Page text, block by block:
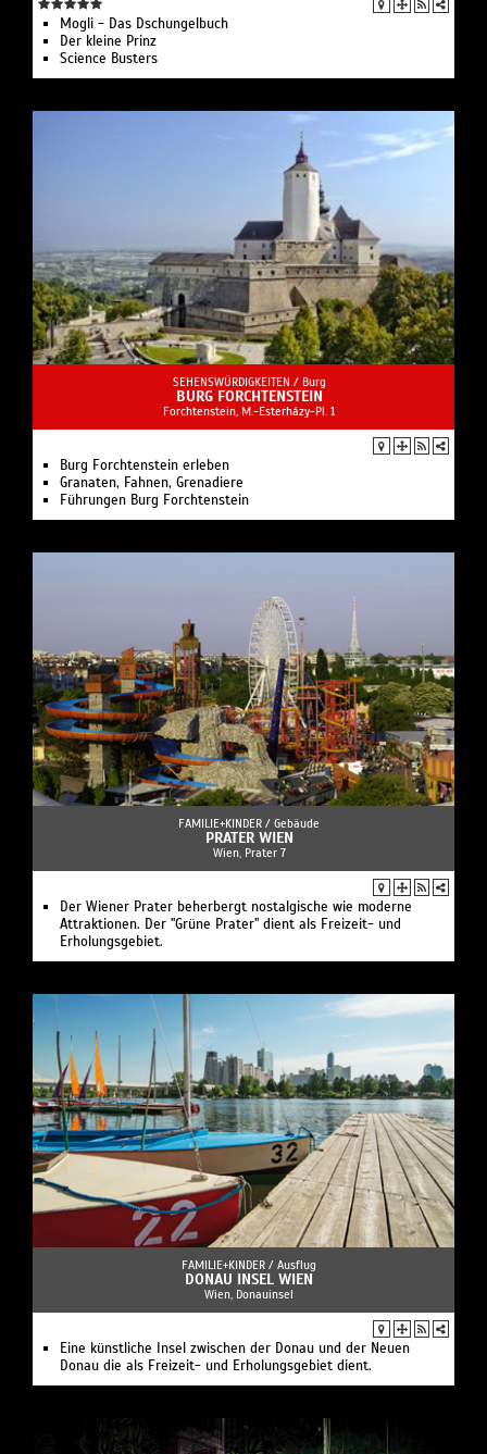
Mogli - Das Dschungelbuch
Der kleine Prinz
Science Busters
SEHENSWÜRDIGKEITEN / Burg
BURG FORCHTENSTEIN
Forchtenstein, M.-Esterházy-Pl. 1
Burg Forchtenstein erleben
Granaten, Fahnen, Grenadiere
Führungen Burg Forchtenstein
FAMILIE+KINDER / Gebäude
PRATER WIEN
Wien, Prater 7
Der Wiener Prater beherbergt nostalgische wie moderne
Attraktionen. Der "Grüne Prater" dient als Freizeit- und
Erholungsgebiet.
FAMILIE+KINDER / Ausflug
DONAU INSEL WIEN
Wien, Donauinsel
Eine künstliche Insel zwischen der Donau und der Neuen
Donau die als Freizeit- und Erholungsgebiet dient.